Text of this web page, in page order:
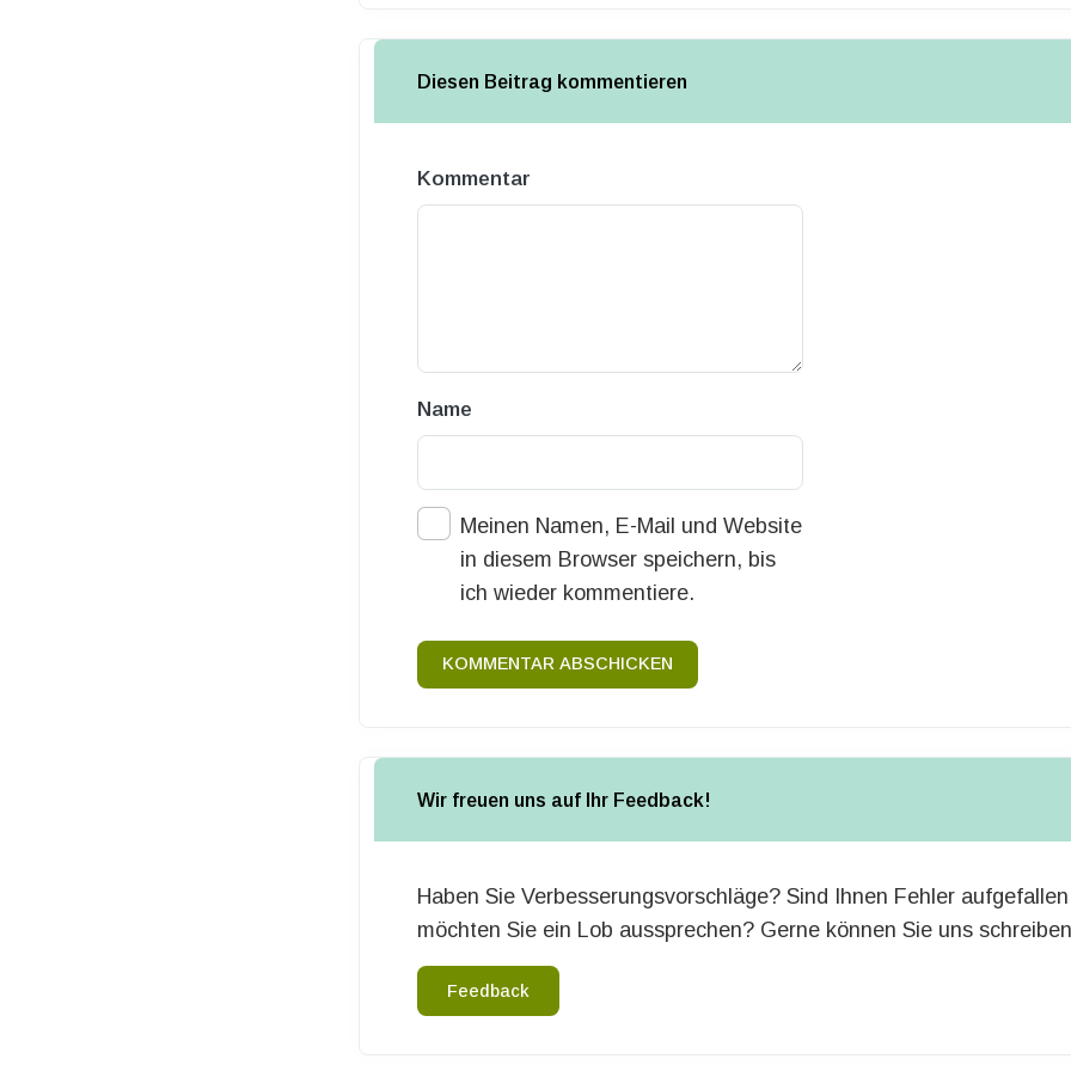
Diesen Beitrag kommentieren
Kommentar
Name
Meinen Namen, E-Mail und Website
in diesem Browser speichern, bis
ich wieder kommentiere.
KOMMENTAR ABSCHICKEN
Wir freuen uns auf Ihr Feedback!
Haben Sie Verbesserungsvorschläge? Sind Ihnen Fehler
möchten Sie ein Lob aussprechen? Gerne können Sie uns
Feedback